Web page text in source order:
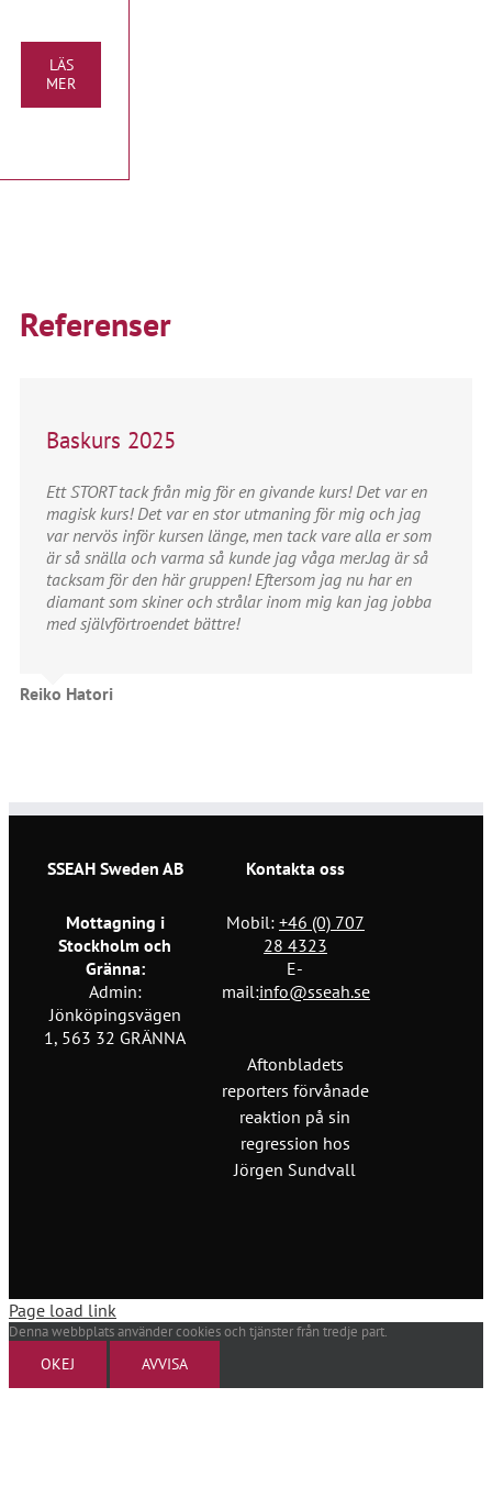
LÄS
MER
Referenser
Baskurs 2025
Ett STORT tack från mig för en givande kurs! Det var en
magisk kurs! Det var en stor utmaning för mig och jag
var nervös inför kursen länge, men tack vare alla er som
är så snälla och varma så kunde jag våga mer.Jag är så
tacksam för den här gruppen! Eftersom jag nu har en
diamant som skiner och strålar inom mig kan jag jobba
med självförtroendet bättre!
Reiko Hatori
SSEAH Sweden AB
Mottagning i
Stockholm och
Gränna:
Admin:
Jönköpingsvägen
1, 563 32 GRÄNNA
Kontakta oss
Mobil: +46 (0) 707
28 4323
E-
mail:info@sseah.se
Aftonbladets
reporters förvånade
reaktion på sin
regression hos
Jörgen Sundvall
Page load link
Denna webbplats använder cookies och tjänster från tredje part.
OKEJ AVVISA